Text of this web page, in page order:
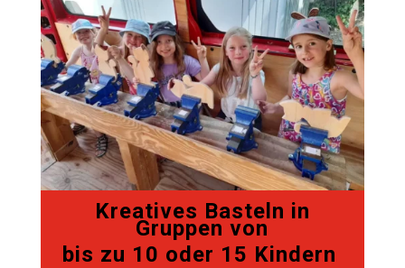
Kreatives Basteln in
Gruppen von
bis zu 10 oder 15 Kindern